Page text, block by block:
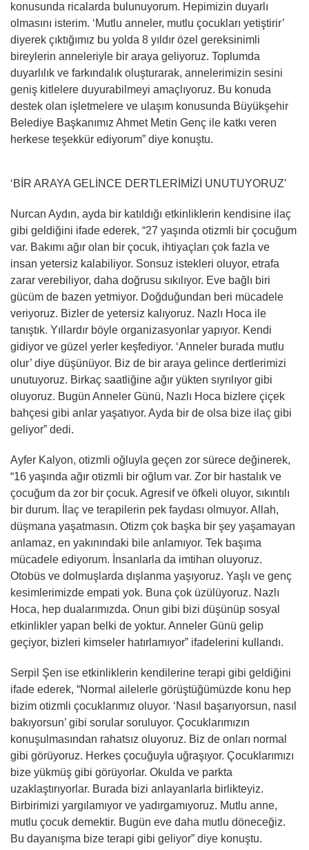
konusunda ricalarda bulunuyorum. Hepimizin duyarlı
olmasını isterim. ‘Mutlu anneler, mutlu çocukları yetiştirir’
diyerek çıktığımız bu yolda 8 yıldır özel gereksinimli
bireylerin anneleriyle bir araya geliyoruz. Toplumda
duyarlılık ve farkındalık oluşturarak, annelerimizin sesini
geniş kitlelere duyurabilmeyi amaçlıyoruz. Bu konuda
destek olan işletmelere ve ulaşım konusunda Büyükşehir
Belediye Başkanımız Ahmet Metin Genç ile katkı veren
herkese teşekkür ediyorum” diye konuştu.
‘BİR ARAYA GELİNCE DERTLERİMİZİ UNUTUYORUZ’
Nurcan Aydın, ayda bir katıldığı etkinliklerin kendisine ilaç
gibi geldiğini ifade ederek, “27 yaşında otizmli bir çocuğum
var. Bakımı ağır olan bir çocuk, ihtiyaçları çok fazla ve
insan yetersiz kalabiliyor. Sonsuz istekleri oluyor, etrafa
zarar verebiliyor, daha doğrusu sıkılıyor. Eve bağlı biri
gücüm de bazen yetmiyor. Doğduğundan beri mücadele
veriyoruz. Bizler de yetersiz kalıyoruz. Nazlı Hoca ile
tanıştık. Yıllardır böyle organizasyonlar yapıyor. Kendi
gidiyor ve güzel yerler keşfediyor. ‘Anneler burada mutlu
olur’ diye düşünüyor. Biz de bir araya gelince dertlerimizi
unutuyoruz. Birkaç saatliğine ağır yükten sıyrılıyor gibi
oluyoruz. Bugün Anneler Günü, Nazlı Hoca bizlere çiçek
bahçesi gibi anlar yaşatıyor. Ayda bir de olsa bize ilaç gibi
geliyor” dedi.
Ayfer Kalyon, otizmli oğluyla geçen zor sürece değinerek,
“16 yaşında ağır otizmli bir oğlum var. Zor bir hastalık ve
çocuğum da zor bir çocuk. Agresif ve öfkeli oluyor, sıkıntılı
bir durum. İlaç ve terapilerin pek faydası olmuyor. Allah,
düşmana yaşatmasın. Otizm çok başka bir şey yaşamayan
anlamaz, en yakınındaki bile anlamıyor. Tek başıma
mücadele ediyorum. İnsanlarla da imtihan oluyoruz.
Otobüs ve dolmuşlarda dışlanma yaşıyoruz. Yaşlı ve genç
kesimlerimizde empati yok. Buna çok üzülüyoruz. Nazlı
Hoca, hep dualarımızda. Onun gibi bizi düşünüp sosyal
etkinlikler yapan belki de yoktur. Anneler Günü gelip
geçiyor, bizleri kimseler hatırlamıyor” ifadelerini kullandı.
Serpil Şen ise etkinliklerin kendilerine terapi gibi geldiğini
ifade ederek, “Normal ailelerle görüştüğümüzde konu hep
bizim otizmli çocuklarımız oluyor. ‘Nasıl başarıyorsun, nasıl
bakıyorsun’ gibi sorular soruluyor. Çocuklarımızın
konuşulmasından rahatsız oluyoruz. Biz de onları normal
gibi görüyoruz. Herkes çocuğuyla uğraşıyor. Çocuklarımızı
bize yükmüş gibi görüyorlar. Okulda ve parkta
uzaklaştırıyorlar. Burada bizi anlayanlarla birlikteyiz.
Birbirimizi yargılamıyor ve yadırgamıyoruz. Mutlu anne,
mutlu çocuk demektir. Bugün eve daha mutlu döneceğiz.
Bu dayanışma bize terapi gibi geliyor” diye konuştu.